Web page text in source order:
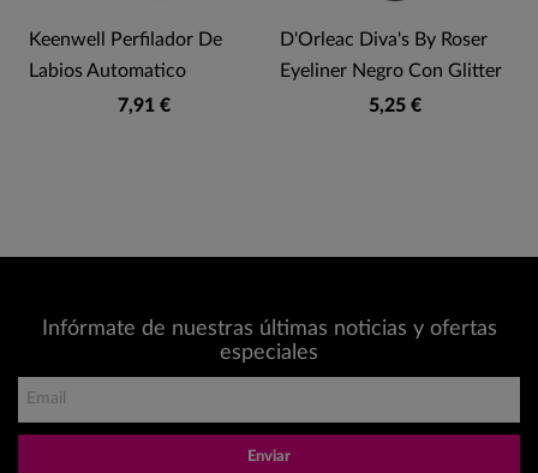
Keenwell Perfilador De
Labios Automatico
7,91 €
D'Orleac Diva's By Roser
Eyeliner Negro Con Glitter
5,25 €
Infórmate de nuestras últimas noticias y ofertas
especiales
Enviar